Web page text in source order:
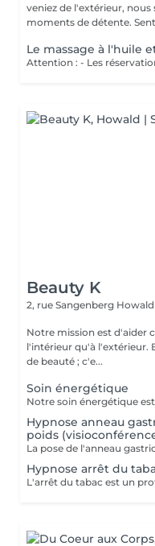
veniez de l'extérieur,
moments de détente.
Le massage à l'huile
Beauty K
2, rue Sangenberg
Notre mission est d'aider
l'intérieur qu'à l'extérieur.
de beauté ; c'e...
Soin énergétique
Hypnose anneau
poids
Hypnose arrêt du